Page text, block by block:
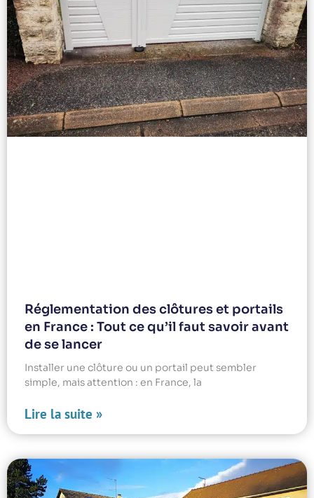
Réglementation des clôtures et portails
en France : Tout ce qu’il faut savoir avant
de se lancer
Installer une clôture ou un portail peut sembler
simple, mais attention : en France, la
Lire la suite »